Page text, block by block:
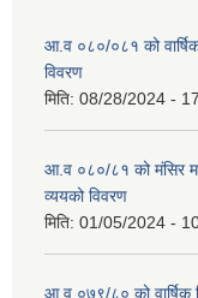
आ.व ०८०/०८१ को वार्षिक
विवरण
मिति: 08/28/2024 -
आ.व ०८०/८१ को मंसिर
व्ययको विवरण
मिति: 01/05/2024 -
आ.व ०७९/८० को वार्षिक